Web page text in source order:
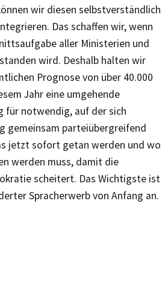
wir diesen selbstverständlich
Das schaffen wir, wenn
aller Ministerien und
wird. Deshalb halten wir
Prognose von über 40.000
Jahr eine umgehende
für notwendig, auf der sich
gemeinsam parteiübergreifend
jetzt sofort getan werden und wo
werden muss, damit die
scheitert. Das Wichtigste ist
Spracherwerb von Anfang an.